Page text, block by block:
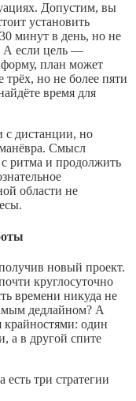
Допустим, вы
установить
минут в день, но не
А если цель —
план может
трёх, но не более пяти
время для
дистанции, но
Смысл
ритма и продолжить
области не
новый проект.
круглосуточно
времени никуда не
дедлайном? А
крайностями: один
а в другой спите
три стратегии